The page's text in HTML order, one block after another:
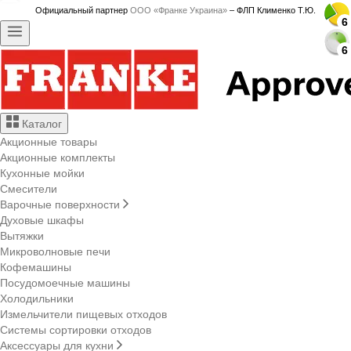
Официальный партнер ООО «Франке Украина» – ФЛП Клименко Т.Ю.
Каталог
Акционные товары
Акционные комплекты
Кухонные мойки
Смесители
Варочные поверхности
Духовые шкафы
Вытяжки
Микроволновые печи
Кофемашины
Посудомоечные машины
Холодильники
Измельчители пищевых отходов
Системы сортировки отходов
Аксессуары для кухни
6
6
6
6
6
6
6
6
6
6
6
6
6
6
6
6
6
6
6
6
6
6
6
6
6
6
6
6